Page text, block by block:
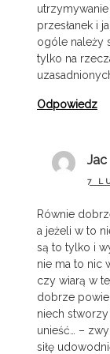
przesłanek i
ogóle należy
tylko na
Odpowiedz
Jac
7
Równie
a jeżeli w to
są to tylko i
nie ma to nic
czy wiarą w
dobrze
niech
unieść… –
siłę